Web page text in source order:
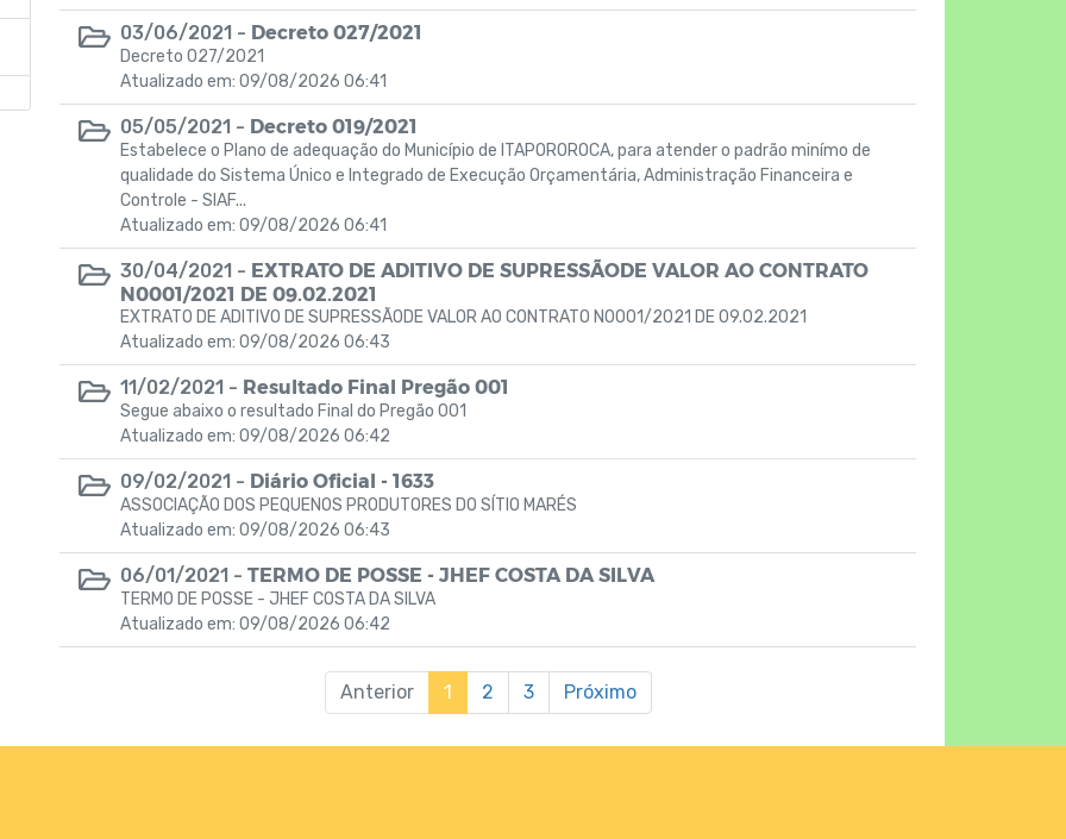
03/06/2021 - Decreto 027/2021
Decreto 027/2021
Atualizado em: 09/08/2026 06:41
05/05/2021 - Decreto 019/2021
Estabelece o Plano de adequação do Município de ITAPOROROCA, para atender o padrão minímo de
qualidade do Sistema Único e Integrado de Execução Orçamentária, Administração Financeira e
Controle - SIAF...
Atualizado em: 09/08/2026 06:41
30/04/2021 - EXTRATO DE ADITIVO DE SUPRESSÃODE VALOR AO CONTRATO
N0001/2021 DE 09.02.2021
EXTRATO DE ADITIVO DE SUPRESSÃODE VALOR AO CONTRATO N0001/2021 DE 09.02.2021
Atualizado em: 09/08/2026 06:43
11/02/2021 - Resultado Final Pregão 001
Segue abaixo o resultado Final do Pregão 001
Atualizado em: 09/08/2026 06:42
09/02/2021 - Diário Oficial - 1633
ASSOCIAÇÃO DOS PEQUENOS PRODUTORES DO SÍTIO MARÉS
Atualizado em: 09/08/2026 06:43
06/01/2021 - TERMO DE POSSE - JHEF COSTA DA SILVA
TERMO DE POSSE - JHEF COSTA DA SILVA
Atualizado em: 09/08/2026 06:42
Anterior 1 2 3 Próximo